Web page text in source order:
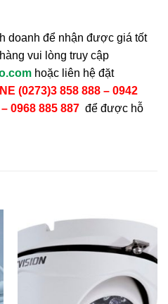
doanh để nhận được giá tốt
vui lòng truy cập
hoặc liên hệ đặt
(0273)3 858 888 – 0942
0968 885 887 để được hỗ